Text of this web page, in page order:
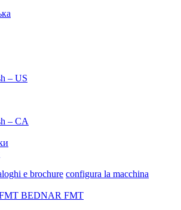
– US
– CA
e brochure configura la macchina
BEDNAR FMT